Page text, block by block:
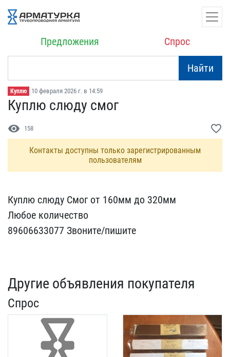
Предложения Спрос
Найти
Куплю 10 февраля 2026 г. в 14:59
Куплю слюду смог
visibility 158 favorite_border
Контакты доступны только зарегистрированным
пользователям
Куплю слюду Смог от 160м​м до 320мм
Любое количес​тво
89606633077 Звоните/​пишите
Другие объявления покупателя
Спрос